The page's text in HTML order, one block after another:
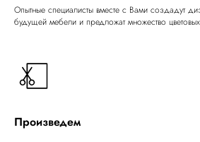
Опытные специалисты вместе с Вами создадут
будущей мебели и предложат множество
Произведем